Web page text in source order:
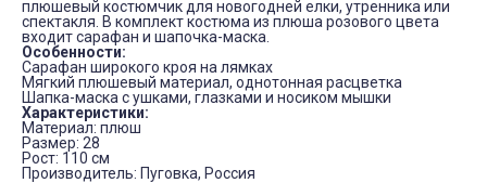
плюшевый костюмчик для новогодней елки, утренника или
спектакля. В комплект костюма из плюша розового цвета
входит сарафан и шапочка-маска.
Особенности:
Сарафан широкого кроя на лямках
Мягкий плюшевый материал, однотонная расцветка
Шапка-маска с ушками, глазками и носиком мышки
Характеристики:
Материал: плюш
Размер: 28
Рост: 110 см
Производитель: Пуговка, Россия